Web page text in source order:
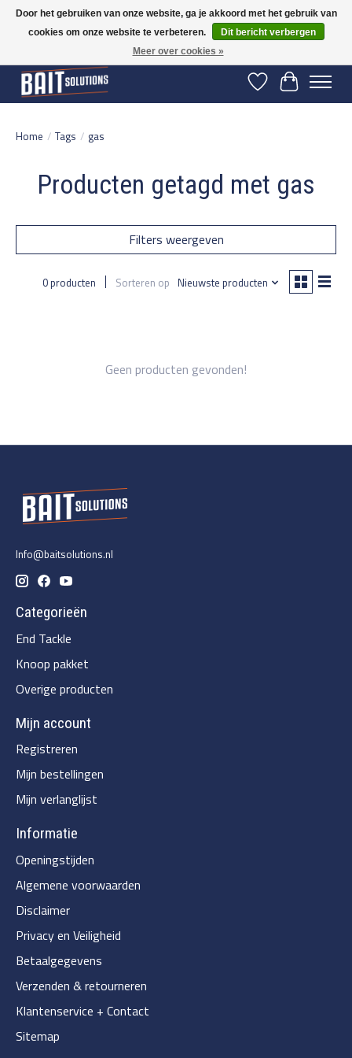
Gratis verzending vanaf 50 euro binnen NL | Op voorraad binnen 2-5 werkdagen
verzonden | België vanaf 70 euro gratis verzonden
Verlanglijst
Home / Tags / gas
Producten getagd met gas
Filters weergeven
0 producten Sorteren op Nieuwste producten
Geen producten gevonden!
Info@baitsolutions.nl
Categorieën
End Tackle
Knoop pakket
Overige producten
Mijn account
Registreren
Mijn bestellingen
Mijn verlanglijst
Informatie
Openingstijden
Algemene voorwaarden
Disclaimer
Privacy en Veiligheid
Betaalgegevens
Verzenden & retourneren
Klantenservice + Contact
Sitemap
Door het gebruiken van onze website, ga je akkoord met het gebruik van
cookies om onze website te verbeteren.
Dit bericht verbergen
Meer over cookies »